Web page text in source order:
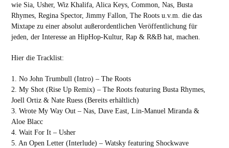
wie Sia, Usher, Wiz Khalifa, Alica Keys, Common, Nas, Busta
Rhymes, Regina Spector, Jimmy Fallon, The Roots u.v.m. die das
Mixtape zu einer absolut außerordentlichen Veröffentlichung für
jeden, der Interesse an HipHop-Kultur, Rap & R&B hat, machen.
Hier die Tracklist:
1. No John Trumbull (Intro) – The Roots
2. My Shot (Rise Up Remix) – The Roots featuring Busta Rhymes,
Joell Ortiz & Nate Ruess (Bereits erhältlich)
3. Wrote My Way Out – Nas, Dave East, Lin-Manuel Miranda &
Aloe Blacc
4. Wait For It – Usher
5. An Open Letter (Interlude) – Watsky featuring Shockwave